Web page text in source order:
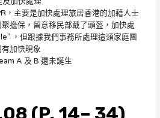
，主要是加快處理旅居香港的加藉人士
擔保，留意移民部戴了頭盔，加快處
，但跟據我們事務所處理這類家庭團
加快現象
A 及 B 還未誕生